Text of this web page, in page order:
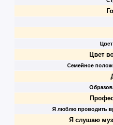
Цвет
Цвет
Семейное
Я люблю проводить
Я слушаю